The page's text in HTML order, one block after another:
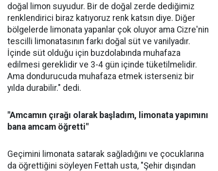
doğal limon suyudur. Bir de doğal zerde dediğimiz
renklendirici biraz katıyoruz renk katsın diye. Diğer
bölgelerde limonata yapanlar çok oluyor ama Cizre'nin
tescilli limonatasının farkı doğal süt ve vanilyadır.
İçinde süt olduğu için buzdolabında muhafaza
edilmesi gereklidir ve 3-4 gün içinde tüketilmelidir.
Ama dondurucuda muhafaza etmek isterseniz bir
yılda durabilir." dedi.
"Amcamın çırağı olarak başladım, limonata yapımını
bana amcam öğretti"
Geçimini limonata satarak sağladığını ve çocuklarına
da öğrettiğini söyleyen Fettah usta, "Şehir dışından